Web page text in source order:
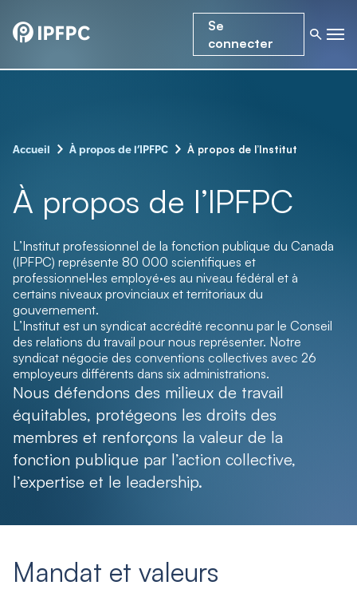
Se
connecter
Accueil – À propos de l’IPFPC – À propos de l’Institut
À propos de l’IPFPC
L’Institut professionnel de la fonction publique du Canada
(IPFPC) représente 80 000 scientifiques et
professionnel·les employé·es au niveau fédéral et à
certains niveaux provinciaux et territoriaux du
gouvernement.
L’Institut est un syndicat accrédité reconnu par le Conseil
des relations du travail pour nous représenter. Notre
syndicat négocie des conventions collectives avec 26
employeurs différents dans six administrations.
Nous défendons des milieux de travail
équitables, protégeons les droits des
membres et renforçons la valeur de la
fonction publique par l’action collective,
l’expertise et le leadership.
Mandat et valeurs